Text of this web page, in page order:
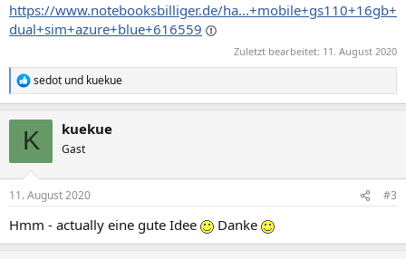
https://www.notebooksbilliger.de/ha...+mobile+gs110+16gb+
dual+sim+azure+blue+616559
Zuletzt bearbeitet: 11. August 2020
R
e
e
:
sedot und kuekue
K kuekue
Gast
11. August 2020 #3
Hmm - actually eine gute Idee Danke